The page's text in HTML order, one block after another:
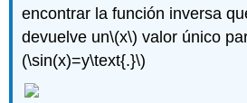
encontrar la función inversa
devuelve un\(x\) valor único
(\sin(x)=y\text{.}\)